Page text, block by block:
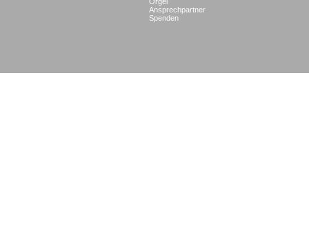
Ansprechpartner
Spenden